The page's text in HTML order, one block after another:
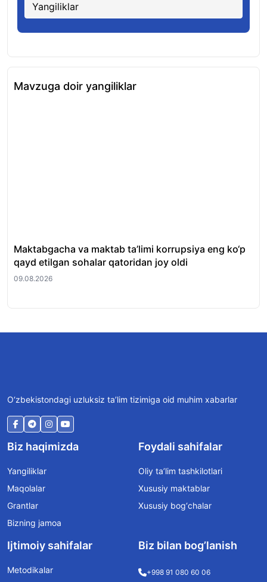
Yangiliklar
Mavzuga doir yangiliklar
Maktabgacha va maktab ta’limi korrupsiya eng ko‘p
qayd etilgan sohalar qatoridan joy oldi
09.08.2026
O‘zbekistondagi uzluksiz ta’lim tizimiga oid muhim xabarlar
Biz haqimizda
Yangiliklar
Maqolalar
Grantlar
Bizning jamoa
Foydali sahifalar
Oliy ta’lim tashkilotlari
Xususiy maktablar
Xususiy bog‘chalar
Ijtimoiy sahifalar
Metodikalar
Biz bilan bog’lanish
+998 91 080 60 06